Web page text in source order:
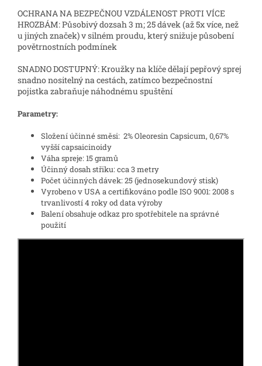
OCHRANA NA BEZPEČNOU VZDÁLENOST PROTI VÍCE
HROZBÁM: Působivý dozsah 3 m; 25 dávek (až 5x více, než
u jiných značek) v silném proudu, který snižuje působení
povětrnostních podmínek
SNADNO DOSTUPNÝ: Kroužky na klíče dělají pepřový sprej
snadno nositelný na cestách, zatímco bezpečnostní
pojistka zabraňuje náhodnému spuštění
Parametry:
Složení účinné směsi: 2% Oleoresin Capsicum, 0,67%
vyšší capsaicinoidy
Váha spreje: 15 gramů
Účinný dosah střiku: cca 3 metry
Počet účinných dávek: 25 (jednosekundový stisk)
Vyrobeno v USA a certifikováno podle ISO 9001: 2008 s
trvanlivostí 4 roky od data výroby
Balení obsahuje odkaz pro spotřebitele na správné
použití